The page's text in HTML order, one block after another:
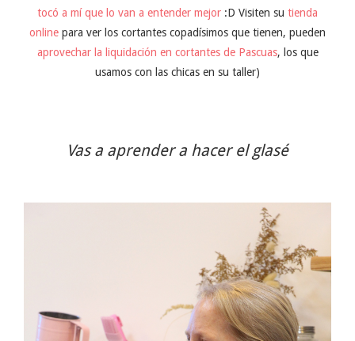
tocó a mí que lo van a entender mejor :D Visiten su tienda
online para ver los cortantes copadísimos que tienen, pueden
aprovechar la liquidación en cortantes de Pascuas, los que
usamos con las chicas en su taller)
Vas a aprender a hacer el glasé